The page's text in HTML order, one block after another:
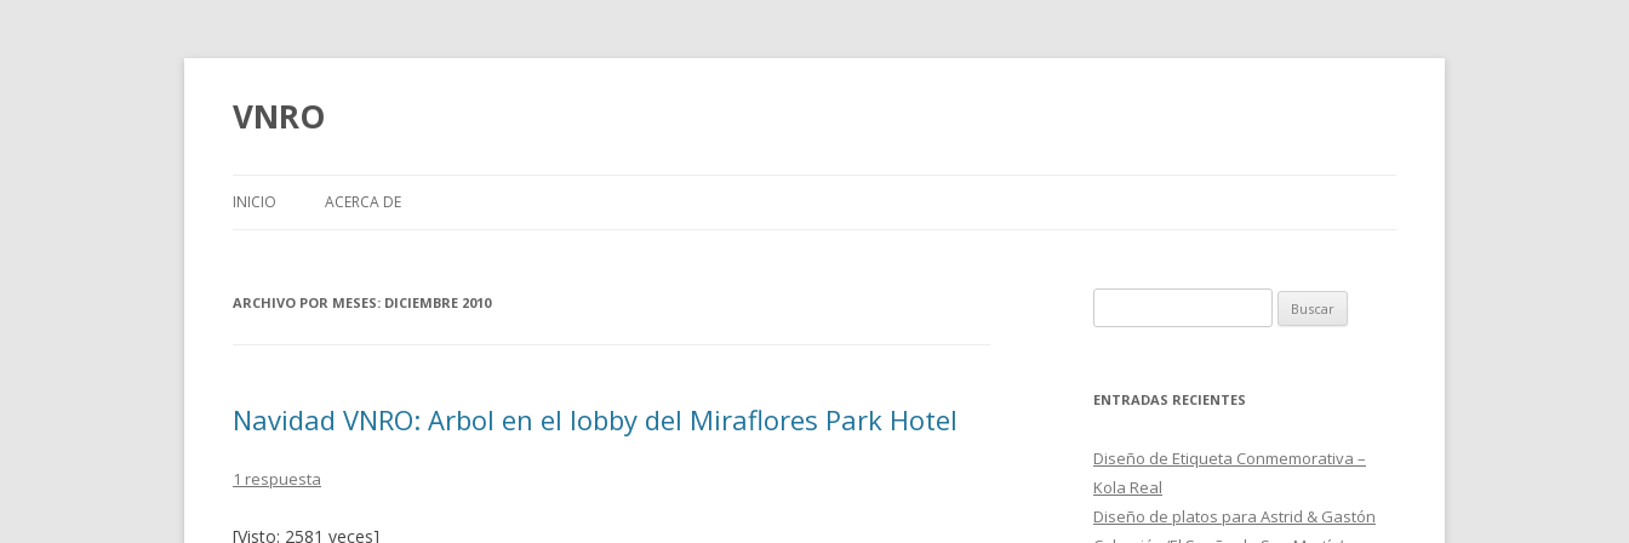
VNRO
INICIO ACERCA DE
ARCHIVO POR MESES: DICIEMBRE 2010
Navidad VNRO: Arbol en el lobby del Miraflores Park Hotel
1 respuesta
[Visto: 2581 veces]
u
c
r
:
ENTRADAS RECIENTES
Diseño de Etiqueta Conmemorativa –
Kola Real
Diseño de platos para Astrid & Gastón